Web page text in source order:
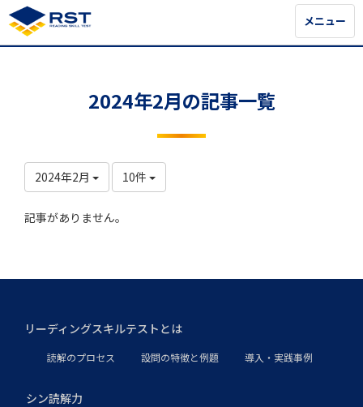
メニュー
メニュー
2024年2月の記事一覧
2024年2月 10件
記事がありません。
リーディングスキルテストとは
読解のプロセス 設問の特徴と例題 導入・実践事例
シン読解力